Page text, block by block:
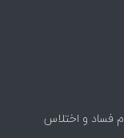
فساد و اختلاس